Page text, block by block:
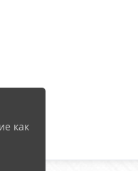
как